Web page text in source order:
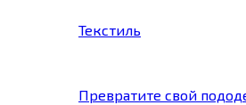
Текстиль
Превратите свой